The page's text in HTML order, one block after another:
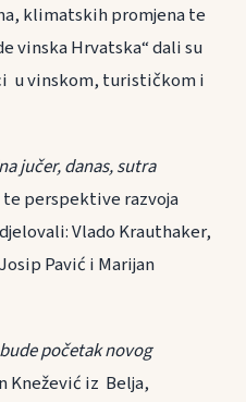
klimatskih promjena te
vinska Hrvatska“ dali su
u vinskom, turističkom i
jučer, danas, sutra
perspektive razvoja
Vlado Krauthaker,
Pavić i Marijan
početak novog
Knežević iz Belja,